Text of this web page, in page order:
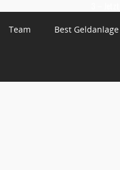
Team Best Geldanlage